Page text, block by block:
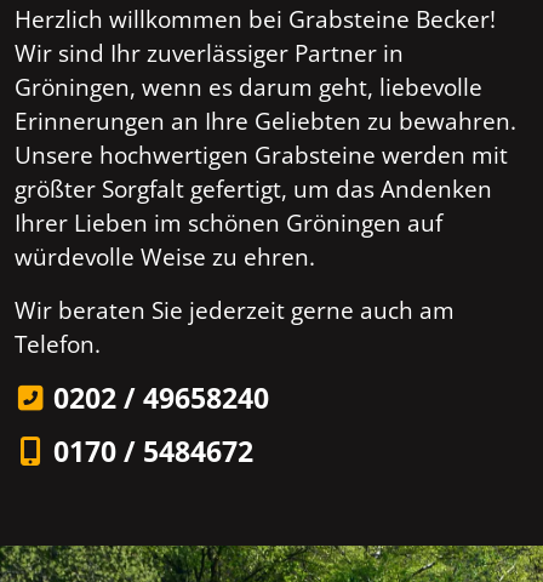
Herzlich willkommen bei Grabsteine Becker!
Wir sind Ihr zuverlässiger Partner in
Gröningen, wenn es darum geht, liebevolle
Erinnerungen an Ihre Geliebten zu bewahren.
Unsere hochwertigen Grabsteine werden mit
größter Sorgfalt gefertigt, um das Andenken
Ihrer Lieben im schönen Gröningen auf
würdevolle Weise zu ehren.
Wir beraten Sie jederzeit gerne auch am
Telefon.
0202 / 49658240
0170 / 5484672